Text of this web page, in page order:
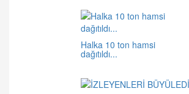
Halka 10 ton hamsi
dağıtıldı...